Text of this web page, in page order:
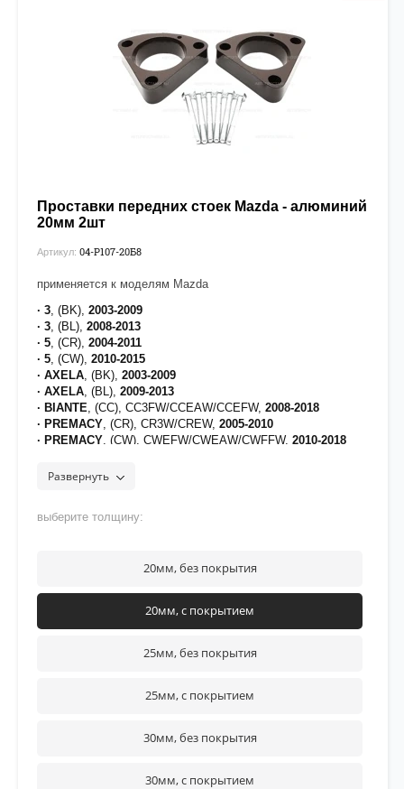
Проставки передних стоек Mazda - алюминий
20мм 2шт
Артикул: 04-P107-20Б8
применяется к моделям Mazda
· 3 , (BK), 2003-2009
· 3 , (BL), 2008-2013
· 5 , (CR), 2004-2011
· 5 , (CW), 2010-2015
· AXELA , (BK), 2003-2009
· AXELA , (BL), 2009-2013
· BIANTE , (CC), CC3FW/CCEAW/CCEFW, 2008-2018
· PREMACY , (CR), CR3W/CREW, 2005-2010
· PREMACY , (CW), CWEFW/CWEAW/CWFFW, 2010-2018
защиты от воздействия дорожных реагентов]
часть резьбы крепежа
Развернуть
выберите толщину:
20мм, без покрытия
20мм, с покрытием
25мм, без покрытия
25мм, с покрытием
30мм, без покрытия
30мм, с покрытием